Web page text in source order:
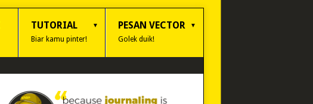
TUTORIAL
Biar kamu pinter!
PESAN VECTOR
Golek duik!